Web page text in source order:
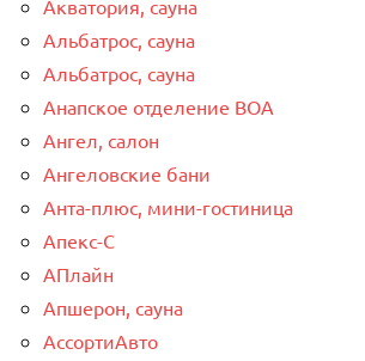
Акватория, сауна
Альбатрос, сауна
Альбатрос, сауна
Анапское отделение ВОА
Ангел, салон
Ангеловские бани
Анта-плюс, мини-гостиница
Апекс-С
АПлайн
Апшерон, сауна
АссортиАвто